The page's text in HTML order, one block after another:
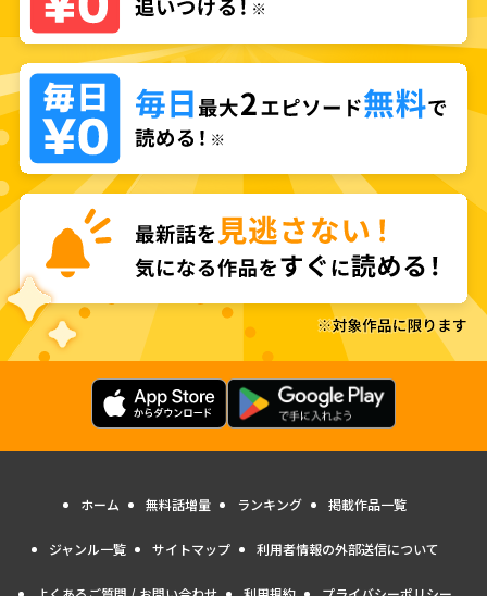
ホーム 無料話増量 ランキング 掲載作品一覧
ジャンル一覧 サイトマップ 利用者情報の外部送信について